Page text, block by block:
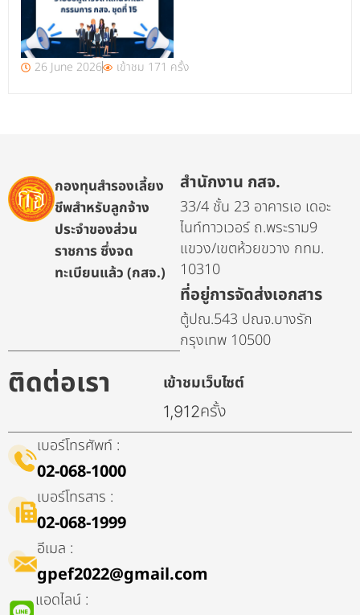
26 June 2026 เข้าชม 171 ครั้ง
กองทุนสำรองเลี้ยง
ชีพสำหรับลูกจ้าง
ประจำของส่วน
ราชการ ซึ่งจด
ทะเบียนแล้ว (กสจ.)
สำนักงาน กสจ.
33/4 ชั้น 23 อาคารเอ เดอะ
ไนท์ทาวเวอร์ ถ.พระราม9
แขวง/เขตห้วยขวาง กทม.
10310
ที่อยู่การจัดส่งเอกสาร
ตู้ปณ.543 ปณจ.บางรัก
กรุงเทพ 10500
ติดต่อเรา เข้าชมเว็บไซต์
1,912ครั้ง
เบอร์โทรศัพท์ :
02-068-1000
เบอร์โทรสาร :
02-068-1999
อีเมล :
gpef2022@gmail.com
แอดไลน์ :